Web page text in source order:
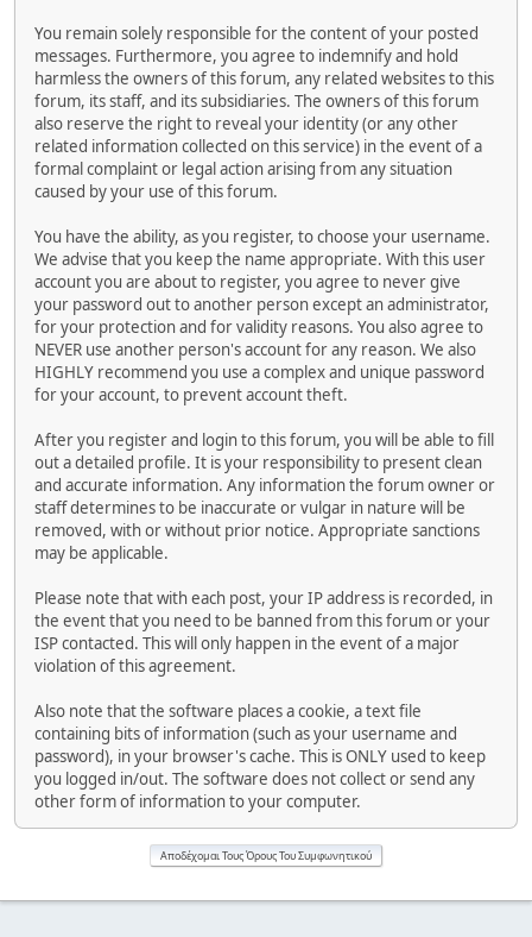
You remain solely responsible for the content of your posted
messages. Furthermore, you agree to indemnify and hold
harmless the owners of this forum, any related websites to this
forum, its staff, and its subsidiaries. The owners of this forum
also reserve the right to reveal your identity (or any other
related information collected on this service) in the event of a
formal complaint or legal action arising from any situation
caused by your use of this forum.
You have the ability, as you register, to choose your username.
We advise that you keep the name appropriate. With this user
account you are about to register, you agree to never give
your password out to another person except an administrator,
for your protection and for validity reasons. You also agree to
NEVER use another person's account for any reason. We also
HIGHLY recommend you use a complex and unique password
for your account, to prevent account theft.
After you register and login to this forum, you will be able to fill
out a detailed profile. It is your responsibility to present clean
and accurate information. Any information the forum owner or
staff determines to be inaccurate or vulgar in nature will be
removed, with or without prior notice. Appropriate sanctions
may be applicable.
Please note that with each post, your IP address is recorded, in
the event that you need to be banned from this forum or your
ISP contacted. This will only happen in the event of a major
violation of this agreement.
Also note that the software places a cookie, a text file
containing bits of information (such as your username and
password), in your browser's cache. This is ONLY used to keep
you logged in/out. The software does not collect or send any
other form of information to your computer.